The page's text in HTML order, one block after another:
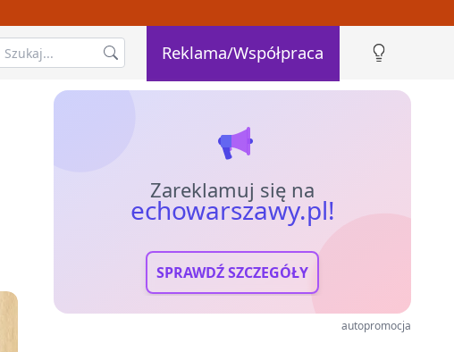
Reklama/Współpraca
Zareklamuj się na
echowarszawy.pl!
SPRAWDŹ SZCZEGÓŁY
autopromocja